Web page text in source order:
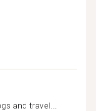
and travel...